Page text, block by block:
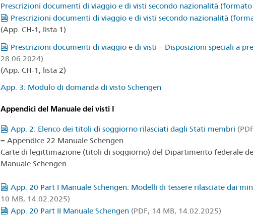
Prescrizioni documenti di viaggio e di visti secondo nazionalità (formato
Prescrizioni documenti di viaggio e di visti secondo nazionalità
(App. CH-1, lista 1)
Prescrizioni documenti di viaggio e di visti – Disposizioni speciali a
28.06.2024)
(App. CH-1, lista 2)
App. 3: Modulo di domanda di visto Schengen
Appendici del Manuale dei visti I
App. 2: Elenco dei titoli di soggiorno rilasciati dagli Stati membri
= Appendice 22 Manuale Schengen
Carte di legittimazione (titoli di soggiorno) del Dipartimento federale
Manuale Schengen
App. 20 Part I Manuale Schengen: Modelli di tessere rilasciate dai
10 MB, 14.02.2025)
App. 20 Part II Manuale Schengen (PDF, 14 MB, 14.02.2025)